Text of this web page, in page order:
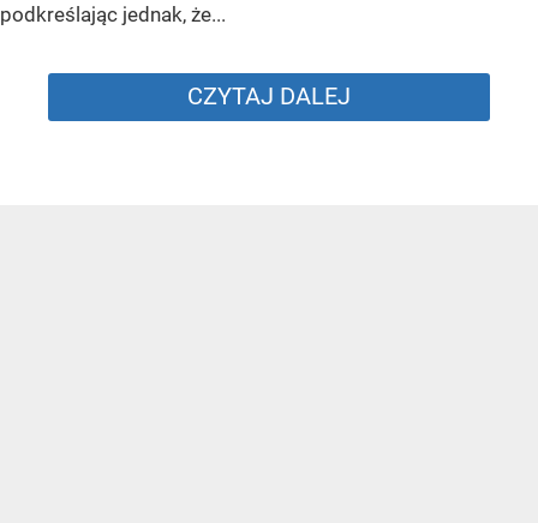
podkreślając jednak, że...
CZYTAJ DALEJ